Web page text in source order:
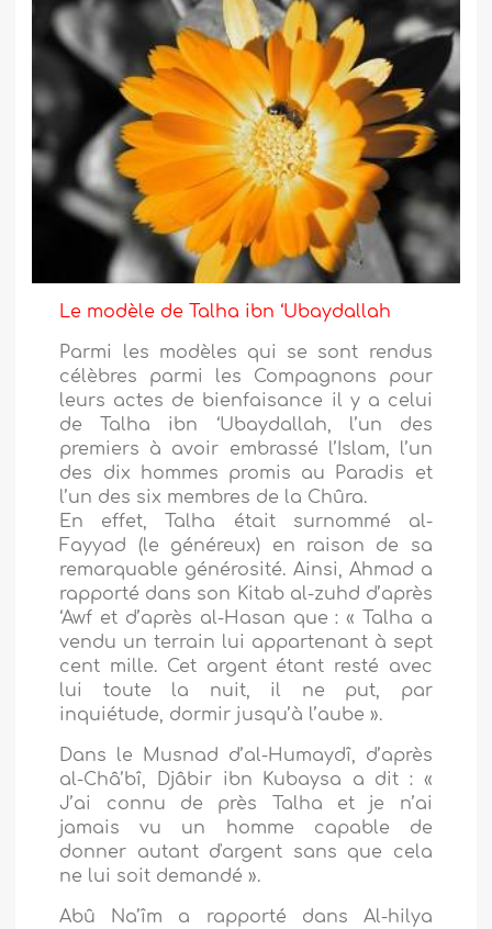
Le modèle de Talha ibn ‘Ubaydallah
Parmi les modèles qui se sont rendus
célèbres parmi les Compagnons pour
leurs actes de bienfaisance il y a celui
de Talha ibn ‘Ubaydallah, l’un des
premiers à avoir embrassé l’Islam, l’un
des dix hommes promis au Paradis et
l’un des six membres de la Chûra.
En effet, Talha était surnommé al-
Fayyad (le généreux) en raison de sa
remarquable générosité. Ainsi, Ahmad a
rapporté dans son Kitab al-zuhd d’après
‘Awf et d’après al-Hasan que : « Talha a
vendu un terrain lui appartenant à sept
cent mille. Cet argent étant resté avec
lui toute la nuit, il ne put, par
inquiétude, dormir jusqu’à l’aube ».
Dans le Musnad d’al-Humaydî, d’après
al-Châ’bî, Djâbir ibn Kubaysa a dit : «
J’ai connu de près Talha et je n’ai
jamais vu un homme capable de
donner autant d'argent sans que cela
ne lui soit demandé ».
Abû Na’îm a rapporté dans Al-hilya